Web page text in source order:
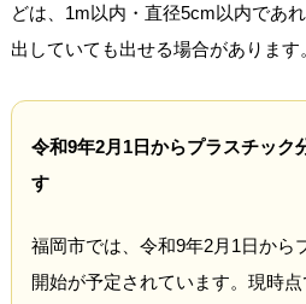
どは、1m以内・直径5cm以内であ
出していても出せる場合があります
令和9年2月1日からプラスチック
す
福岡市では、令和9年2月1日から
開始が予定されています。現時